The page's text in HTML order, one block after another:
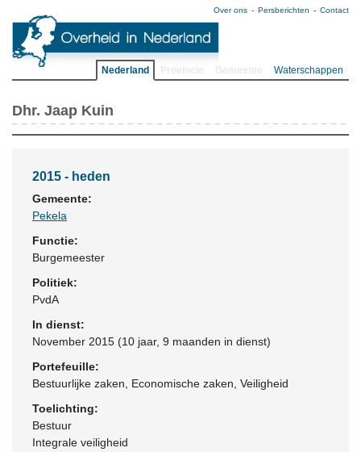
Over ons Persberichten Contact
Nederland Waterschappen
Dhr. Jaap Kuin
2015 - heden
Gemeente:
Pekela
Functie:
Burgemeester
Politiek:
PvdA
In dienst:
November 2015 (10 jaar, 9 maanden in dienst)
Portefeuille:
Bestuurlijke zaken, Economische zaken, Veiligheid
Toelichting:
Bestuur
Integrale veiligheid